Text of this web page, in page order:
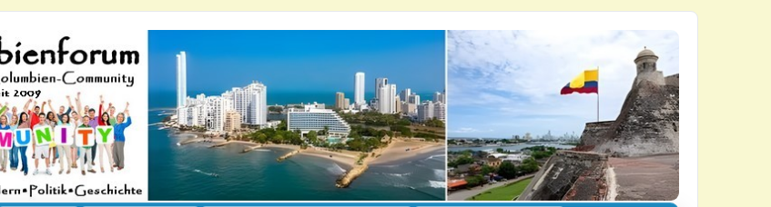
Kolumbiens
Austausch, Erfahrungen und Gemeinschaft im Kolumbienforum